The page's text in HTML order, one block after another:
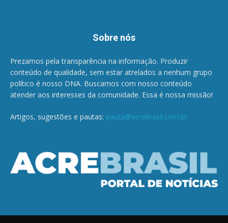
Sobre nós
Prezamos pela transparência na informação. Produzir
conteúdo de qualidade, sem estar atrelados a nenhum grupo
político é nosso DNA. Buscamos com nosso conteúdo
atender aos interesses da comunidade. Essa é nossa missão!
Artigos, sugestões e pautas: pauta@acrebrasil.com.br